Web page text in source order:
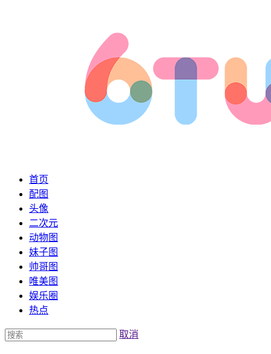
首页
配图
头像
二次元
动物图
妹子图
帅哥图
唯美图
娱乐圈
热点
取消